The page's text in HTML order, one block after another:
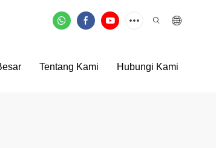
Tentang Kami Hubungi Kami